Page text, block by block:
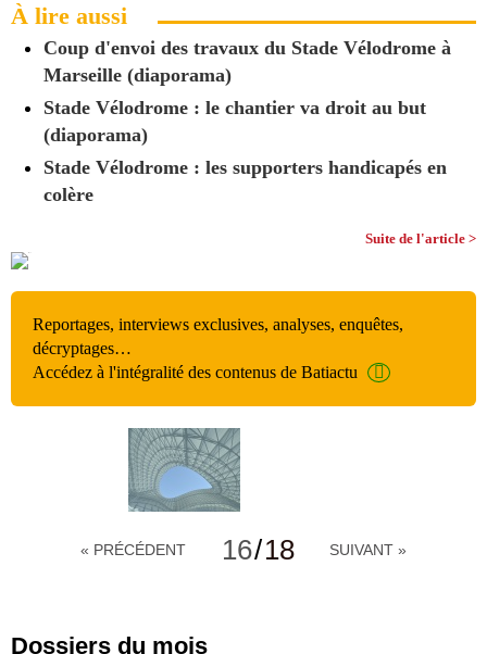
À lire aussi
Coup d'envoi des travaux du Stade Vélodrome à
Marseille (diaporama)
Stade Vélodrome : le chantier va droit au but
(diaporama)
Stade Vélodrome : les supporters handicapés en
colère
Suite de l'article >
Reportages, interviews exclusives, analyses, enquêtes,
décryptages…
Accédez à l'intégralité des contenus de Batiactu
« PRÉCÉDENT 16/18 SUIVANT »
Dossiers du mois